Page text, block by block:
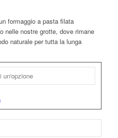
formaggio a pasta filata
nelle nostre grotte, dove rimane
naturale per tutta la lunga